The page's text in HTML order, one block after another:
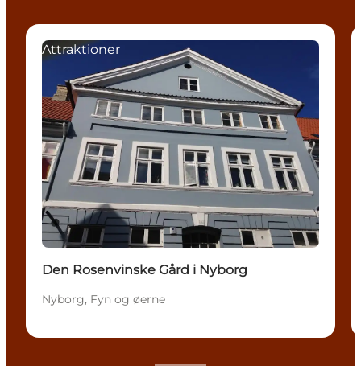
Attraktioner
Den Rosenvinske Gård i Nyborg
Nyborg, Fyn og øerne